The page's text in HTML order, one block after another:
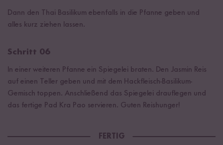
Dann den Thai Basilikum ebenfalls in die Pfanne geben und
alles kurz ziehen lassen.
Schritt 06
In einer weiteren Pfanne ein Spiegelei braten. Den Jasmin Reis
auf einen Teller geben und mit dem Hackfleisch-Basilikum-
Gemisch toppen. Anschließend das Spiegelei drauflegen und
das fertige Pad Kra Pao servieren. Guten Reishunger!
FERTIG